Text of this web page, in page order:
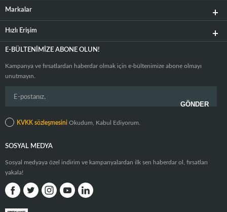
Markalar
Hızlı Erişim
E-BÜLTENIMIZE ABONE OLUN!
Kampanya ve fırsatlardan haberdar olmak için e-bültenimize abone olmayı
unutmayın.
KVKK sözleşmesini Okudum, Kabul Ediyorum.
SOSYAL MEDYA
Sosyal medyaya özel indirim ve kampanyalardan ilk sen haberdar ol, fırsatları
yakala!